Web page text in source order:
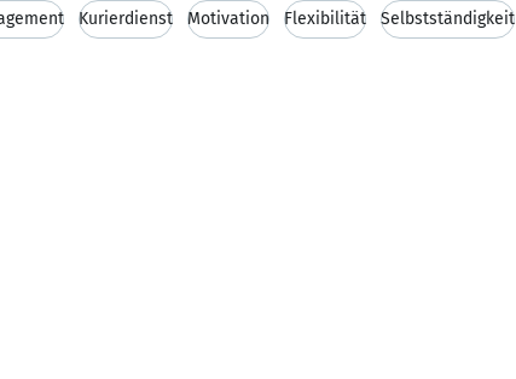
Kurierdienst Motivation Flexibilität Selbstständigkeit